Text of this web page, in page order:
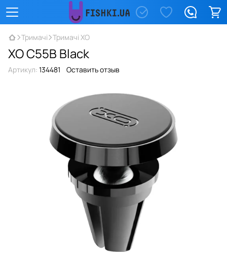
Тримачі Тримачі XO
XO C55B Black
Артикул: 134481 Оставить отзыв